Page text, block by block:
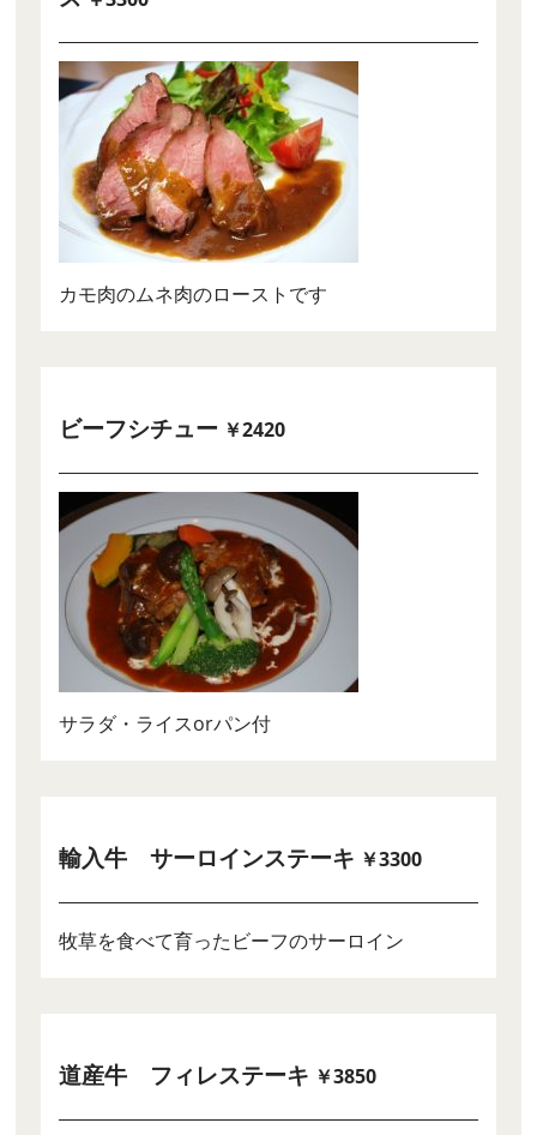
カモ肉のムネ肉のローストです
ビーフシチュー ￥2420
サラダ・ライスorパン付
輸入牛 サーロインステーキ ￥3300
牧草を食べて育ったビーフのサーロイン
道産牛 フィレステーキ ￥3850